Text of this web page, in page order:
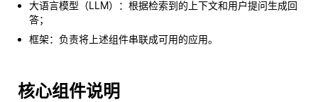
大语言模型（LLM）：根据检索到的上下文和用户提问生成回
答；
框架：负责将上述组件串联成可用的应用。
核心组件说明